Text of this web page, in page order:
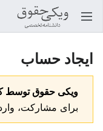
باز کردن منو اصلی
ایجاد حساب
ویکی حقوق توسط
برای مشارکت،